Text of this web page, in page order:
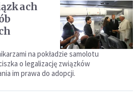
na pokładzie samolotu
o legalizację związków
im prawa do adopcji.